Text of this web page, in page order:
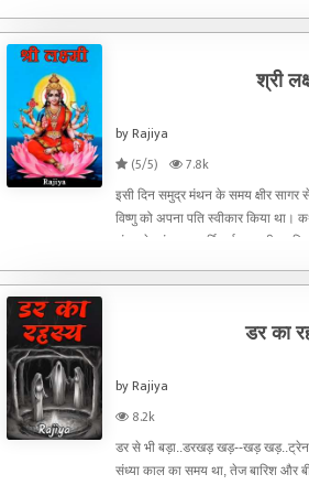
श्री
by Rajiya
(5/5)
7.8k
इसी दिन समुद्र मंथन के समय क्षीर सागर
विष्णु को अपना पति स्वीकार किया था।
शंकर के अंशभूत महर्षि दुर्वासा पृथ्वी पर
डर का
by Rajiya
8.2k
डर से भी बड़ा..डरखड़ खड़--खड़ खड़..ट्रेन
संध्या काल का समय था, तेज बारिश और